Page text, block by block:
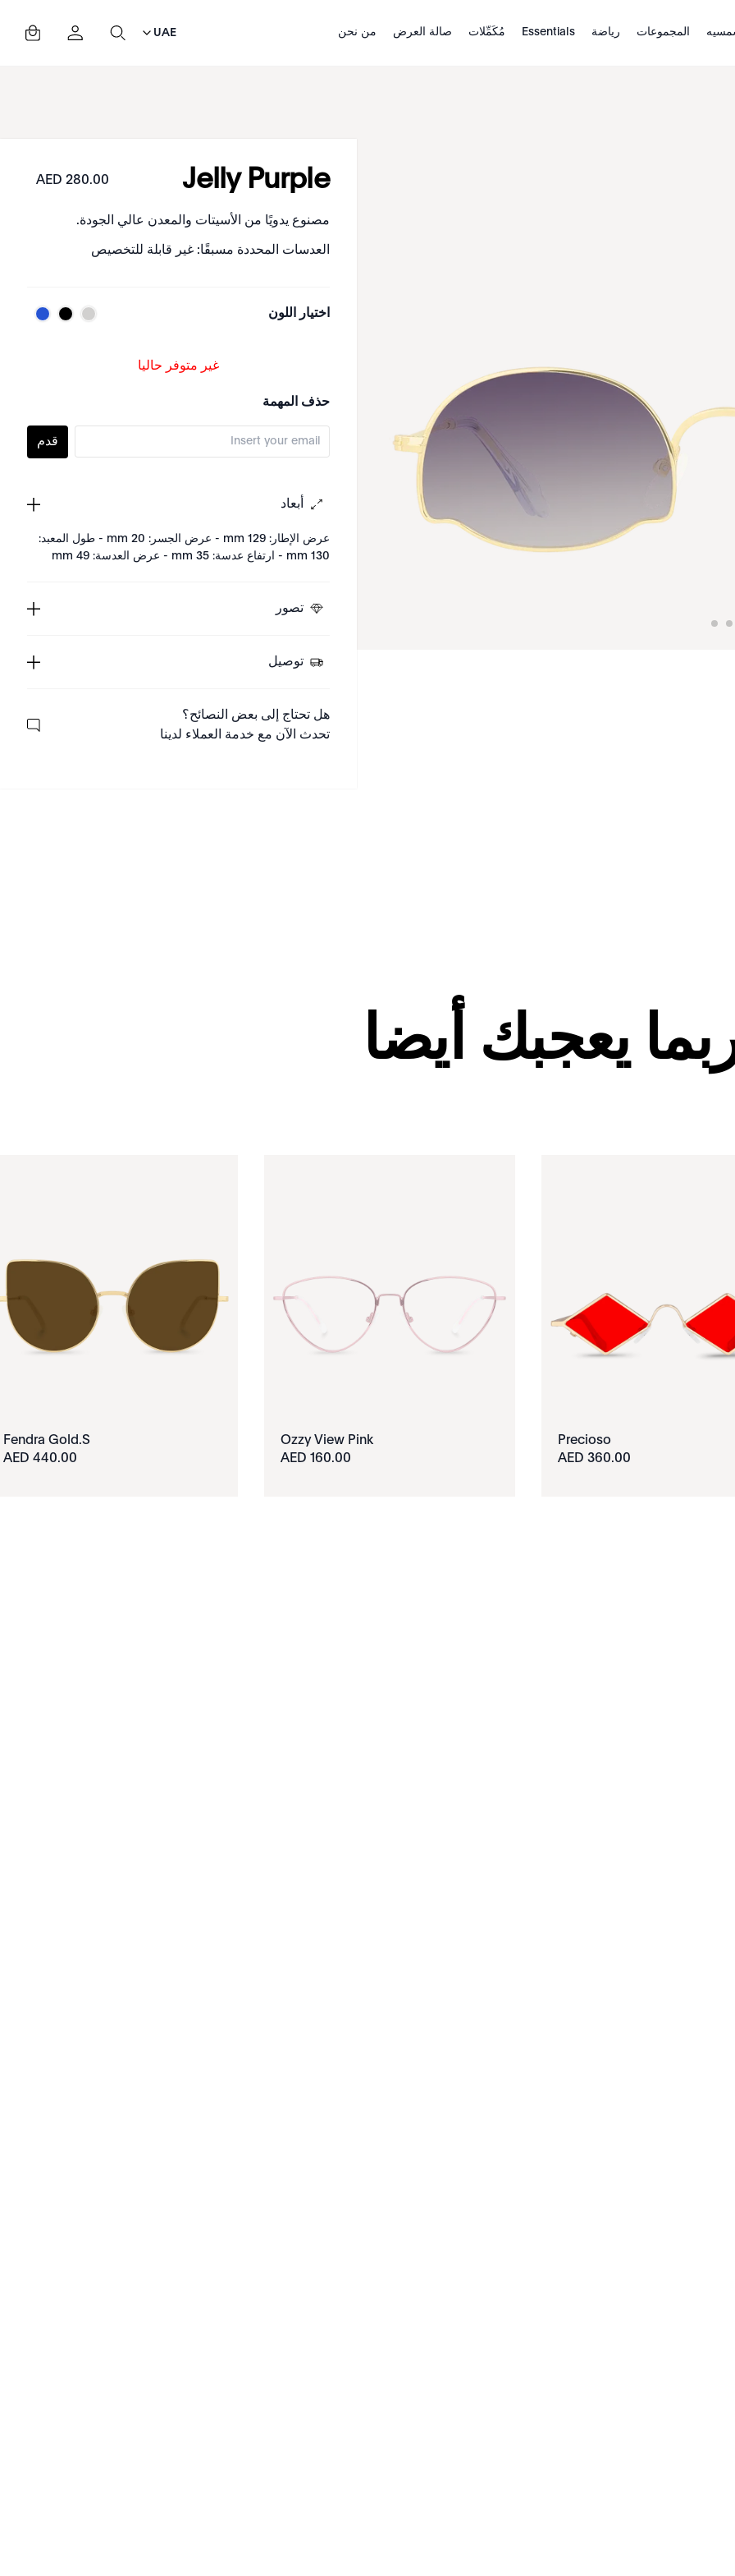
المجموعات رياضة Essentials مُكَمِّلات صالة العرض من نحن UAE
Jelly Purple
280.00 AED
مصنوع يدويًا من الأسيتات والمعدن عالي الجودة.
العدسات المحددة مسبقًا: غير قابلة للتخصيص
اختيار اللون
غير متوفر حاليا
حذف المهمة
قدم
أبعاد
عرض الإطار: 129 mm - عرض الجسر: 20 mm - طول المعبد:
130 mm - ارتفاع عدسة: 35 mm - عرض العدسة: 49 mm
تصور
توصيل
هل تحتاج إلى بعض النصائح؟
تحدث الآن مع خدمة العملاء لدينا
يعجبك أيضا
Precioso
360.00 AED
Ozzy View Pink
160.00 AED
Fendra Gold.S
440.00 AED